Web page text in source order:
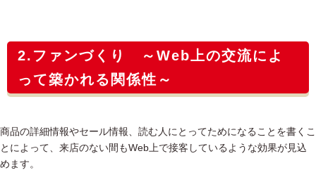
2.ファンづくり ～Web上の交流によ
って築かれる関係性～
商品の詳細情報やセール情報、読む人にとってためになることを書くこ
とによって、来店のない間もWeb上で接客しているような効果が見込
めます。